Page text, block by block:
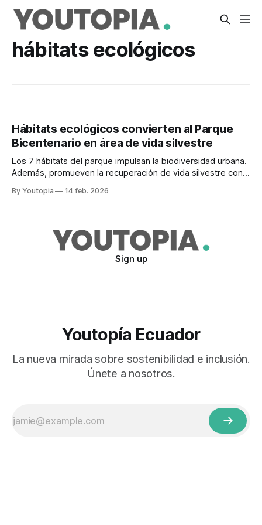
hábitats ecológicos
Hábitats ecológicos convierten al Parque
Bicentenario en área de vida silvestre
Los 7 hábitats del parque impulsan la biodiversidad urbana.
Además, promueven la recuperación de vida silvestre con
By Youtopia 14 feb. 2026
Sign up
Youtopía Ecuador
La nueva mirada sobre sostenibilidad e inclusión.
Únete a nosotros.